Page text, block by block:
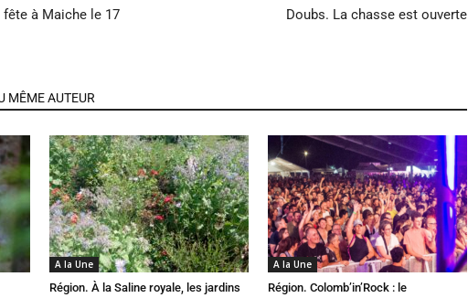
à Maiche le 17
Doubs. La chasse est ouverte
MÊME AUTEUR
A la Une
Région. À la Saline royale, les jardins
A la Une
Région. Colomb’in’Rock : le